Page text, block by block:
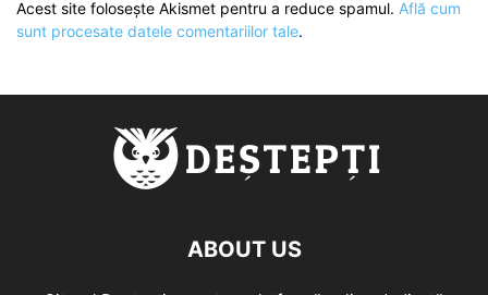
Acest site folosește Akismet pentru a reduce spamul. Află cum
sunt procesate datele comentariilor tale.
ABOUT US